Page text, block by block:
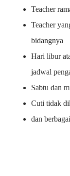
Teacher
Teacher
bidangnya
Hari libur
jadwal
Sabtu dan
Cuti tidak
dan